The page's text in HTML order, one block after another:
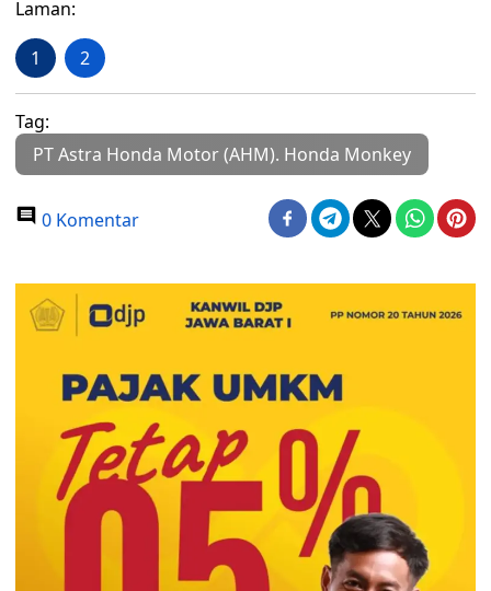
Laman:
1 2
Tag:
PT Astra Honda Motor (AHM). Honda Monkey
0 Komentar